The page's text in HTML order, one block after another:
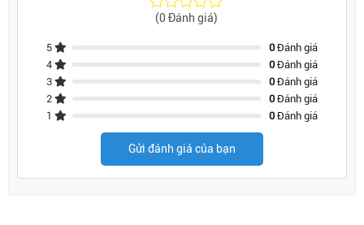
(0 Đánh giá)
5 0Đánh giá
4
0Đánh giá
3
0Đánh giá
2
0Đánh giá
1
0Đánh giá
Gửi đánh giá của bạn